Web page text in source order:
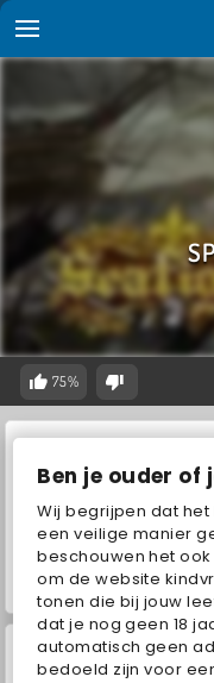
Ben je ouder of
Wij begrijpen dat
een veilige manier
beschouwen het
om de website
tonen die bij jouw
dat je nog geen 18
automatisch geen
bedoeld zijn voor
75%
Casino World